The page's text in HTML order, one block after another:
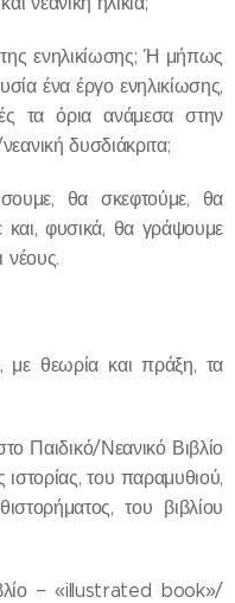
της ενηλικίωσης; Ή μήπως
ένα έργο ενηλικίωσης,
τα όρια ανάμεσα στην
δυσδιάκριτα;
θα σκεφτούμε, θα
και, φυσικά, θα γράψουμε
νέους.
με θεωρία και πράξη, τα
Παιδικό/Νεανικό Βιβλίο
ιστορίας, του παραμυθιού,
του βιβλίου
− «illustrated book»/